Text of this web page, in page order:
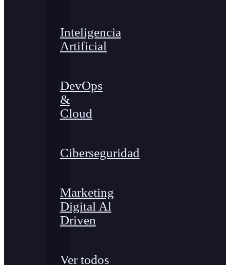
Inteligencia
Artificial
DevOps
&
Cloud
Ciberseguridad
Marketing
Digital Al
Driven
Ver todos